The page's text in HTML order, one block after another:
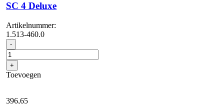
SC 4 Deluxe
Artikelnummer:
1.513-460.0
- SC
4
Deluxe
aantal
+
Toevoegen
396,65